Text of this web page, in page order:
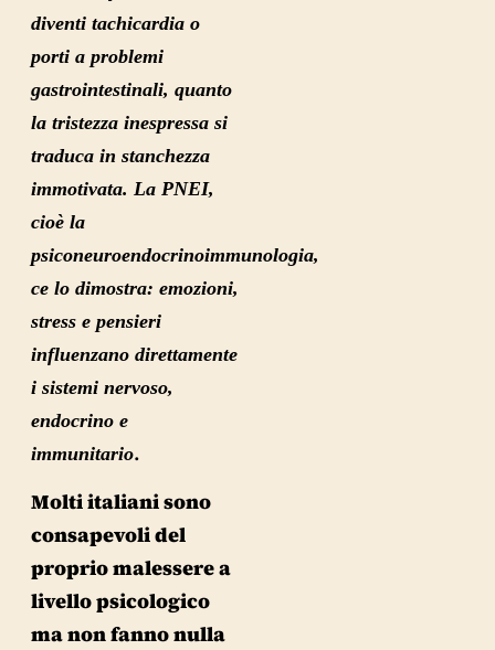
diventi tachicardia o
porti a problemi
gastrointestinali, quanto
la tristezza inespressa si
traduca in stanchezza
immotivata. La PNEI,
cioè la
psiconeuroendocrinoimmunologia,
ce lo dimostra: emozioni,
stress e pensieri
influenzano direttamente
i sistemi nervoso,
endocrino e
immunitario.
Molti italiani sono
consapevoli del
proprio malessere a
livello psicologico
ma non fanno nulla